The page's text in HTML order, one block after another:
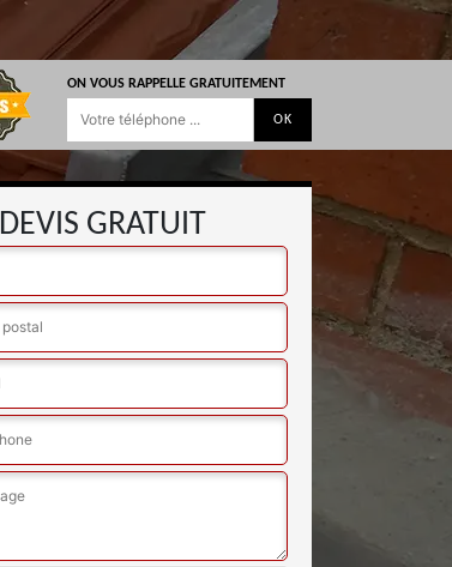
ON VOUS RAPPELLE GRATUITEMENT
DEVIS GRATUIT